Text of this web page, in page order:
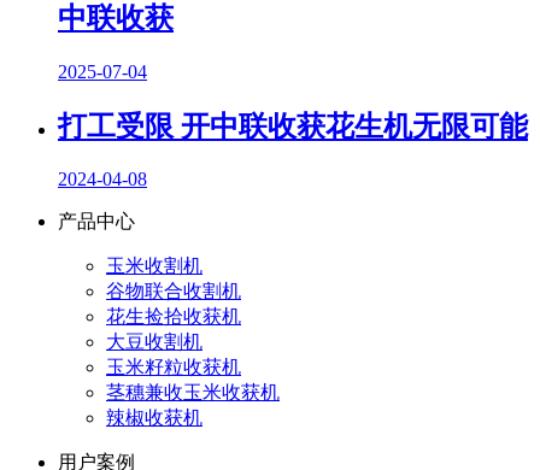
中联收获
2025-07-04
打工受限 开中联收获花生机无限可能
2024-04-08
产品中心
玉米收割机
谷物联合收割机
花生捡拾收获机
大豆收割机
玉米籽粒收获机
茎穗兼收玉米收获机
辣椒收获机
用户案例